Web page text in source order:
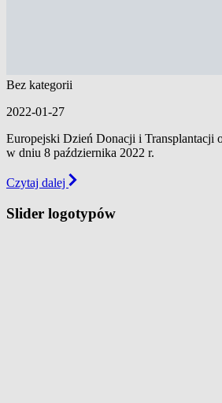
Bez kategorii
2022-01-27
Europejski Dzień Donacji i Transplantacji
w dniu 8 października 2022 r.
Czytaj dalej
Slider logotypów